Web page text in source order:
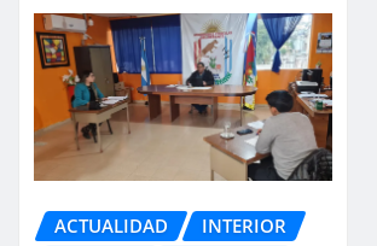
ACTUALIDAD
INTERIOR